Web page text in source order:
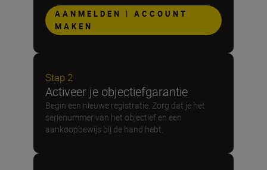
AANMELDEN | ACCOUNT
MAKEN
Stap 2
Activeer je objectiefgarantie
Begin een nieuwe registratie. Zorg dat je het
serienummer van het objectief en een
aankoopbewijs bij de hand hebt.